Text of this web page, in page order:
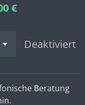
€
Deaktiviert
Beratung